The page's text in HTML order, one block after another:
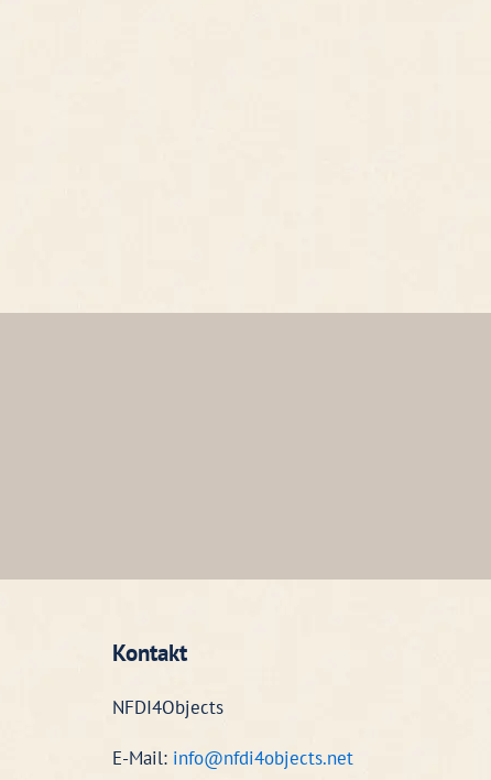
Kontakt
NFDI4Objects
E-Mail: info@nfdi4objects.net